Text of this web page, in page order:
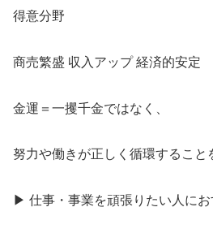
得意分野
商売繁盛 収入アップ 経済的安定
金運＝一攫千金ではなく、
努力や働きが正しく循環すること
▶ 仕事・事業を頑張りたい人にお